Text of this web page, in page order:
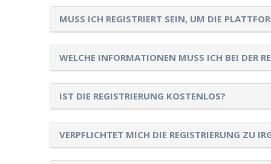
MUSS ICH REGISTRIERT SEIN, UM DIE
WELCHE INFORMATIONEN MUSS ICH BEI DER
IST DIE REGISTRIERUNG KOSTENLOS?
VERPFLICHTET MICH DIE REGISTRIERUNG ZU